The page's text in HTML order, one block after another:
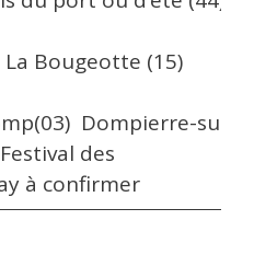
Bougeotte (15)
Dompierre-sur-
des
à confirmer